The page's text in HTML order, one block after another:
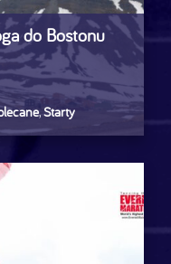
do Bostonu
,Starty